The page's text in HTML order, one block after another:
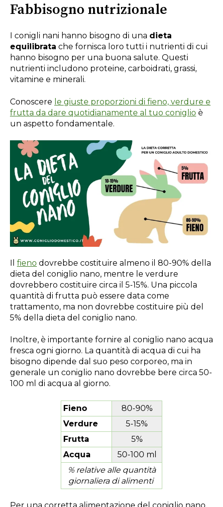
Fabbisogno nutrizionale
I conigli nani hanno bisogno di una dieta
equilibrata che fornisca loro tutti i nutrienti di cui
hanno bisogno per una buona salute. Questi
nutrienti includono proteine, carboidrati, grassi,
vitamine e minerali.
Conoscere le giuste proporzioni di fieno, verdure e
frutta da dare quotidianamente al tuo coniglio è
un aspetto fondamentale.
Il fieno dovrebbe costituire almeno il 80-90% della
dieta del coniglio nano, mentre le verdure
dovrebbero costituire circa il 5-15%. Una piccola
quantità di frutta può essere data come
trattamento, ma non dovrebbe costituire più del
5% della dieta del coniglio nano.
Inoltre, è importante fornire al coniglio nano acqua
fresca ogni giorno. La quantità di acqua di cui ha
bisogno dipende dal suo peso corporeo, ma in
generale un coniglio nano dovrebbe bere circa 50-
100 ml di acqua al giorno.
Fieno
80-90%
Verdure
5-15%
Frutta
5%
Acqua
50-100 ml
% relative alle quantità
giornaliera di alimenti